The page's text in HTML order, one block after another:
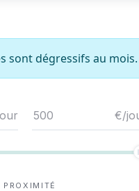
sont dégressifs au
€/
PROXIMITÉ